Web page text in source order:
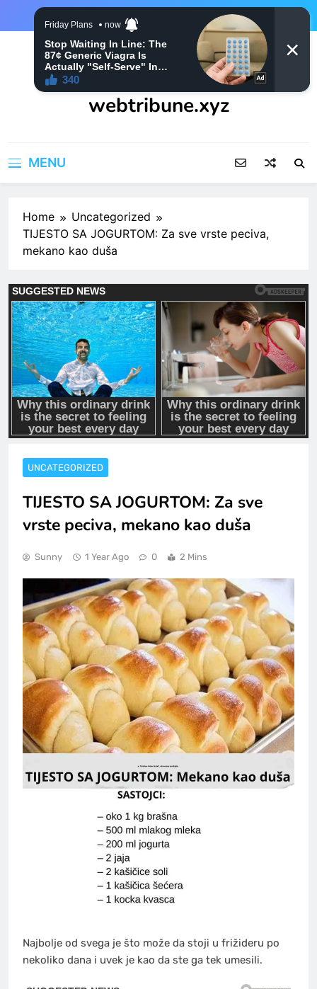
webtribune.xyz
MENU
Home
Uncategorized
TIJESTO SA JOGURTOM: Za sve vrste peciva,
mekano kao duša
UNCATEGORIZED
TIJESTO SA JOGURTOM: Za sve
vrste peciva, mekano kao duša
Sunny 1 Year Ago 0 2 Mins
Najbolje od svega je što može da stoji u frižideru po
nekoliko dana i uvek je kao da ste ga tek umesili.